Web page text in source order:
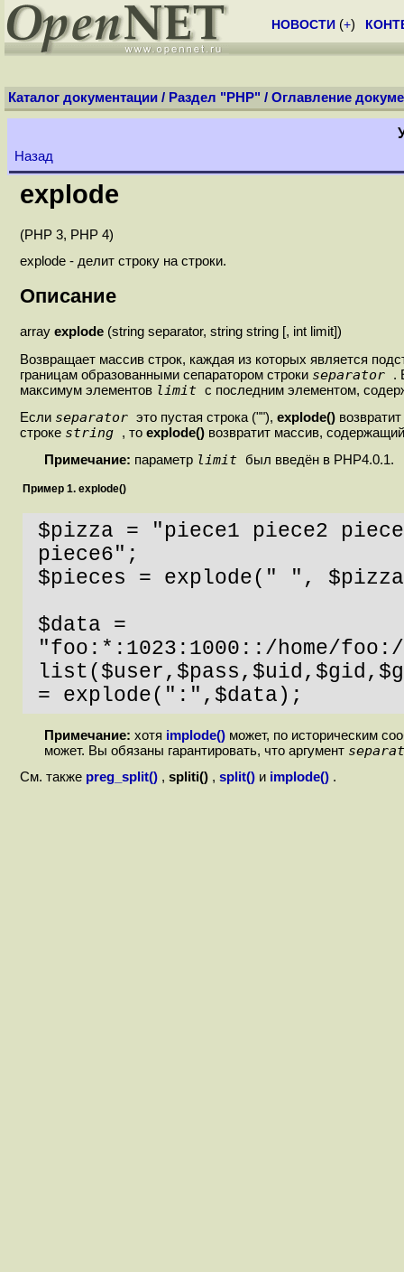
НОВОСТИ (+)
Каталог документации / Раздел "PHP" / Оглавление
Назад
explode
(PHP 3, PHP 4)
explode - делит строку на строки.
Описание
array explode (string separator, string string [, int limit])
Возвращает массив строк, каждая из которых является
границам образованными сепаратором строки separator
.
максимум элементов limit с последним элементом,
Если separator это пустая строка (""), explode() возвратит
строке string , то explode() возвратит массив,
Примечание: параметр limit был введён в PHP4.0.1.
Пример 1. explode()
$pizza = "piece1 piece2
piece6";
$pieces = explode(" ",
$data =
"foo:*:1023:1000::/home/
= explode(":",$data);
Примечание: хотя implode() может, по историческим
может. Вы обязаны гарантировать, что аргумент
См. также preg_split() , spliti() , split() и implode() .